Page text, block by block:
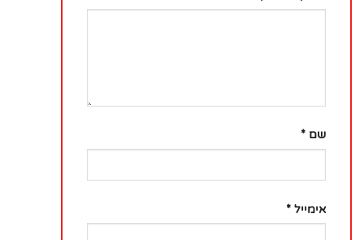
שם *
אימייל *